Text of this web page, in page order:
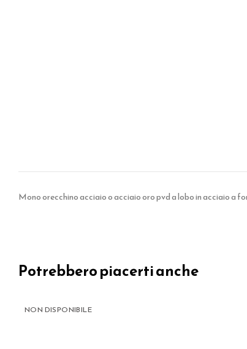
Mono orecchino acciaio o acciaio oro pvd a lobo in acciaio a
Potrebbero piacerti anche
NON DISPONIBILE